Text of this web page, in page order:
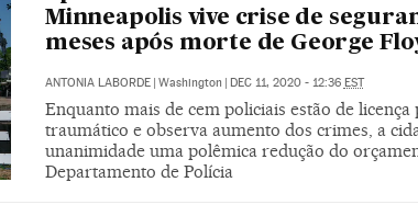
Minneapolis vive crise de
meses após morte de George
ANTONIA LABORDE | Washington | DEC 11, 2020 - 12:36 EST
Enquanto mais de cem policiais estão de licença
traumático e observa aumento dos crimes, a
unanimidade uma polêmica redução do
Departamento de Polícia